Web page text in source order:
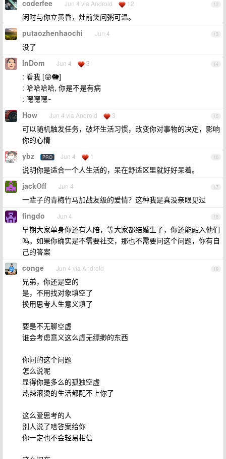
12
coderfee Jun 4 via Android 12
闲时与你立黄昏，灶前笑问粥可温。
13
putaozhenhaochi Jun 4
没了
14
InDom Jun 4 3
: 看我 [😜🐘]
: 哈哈哈哈, 你是不是有病
: 嘿嘿嘿~
15
How Jun 4 via Android 3
可以随机触发任务，破坏生活习惯，改变你对事物的决定，影响
你的心情
16
ybz PRO Jun 4 1
说明你是适合一个人生活的，呆在舒适区里就好好呆着。
17
jackOff Jun 4
一辈子的青梅竹马加战友级的爱情？这种我是真没亲眼见过
18
fingdo Jun 4
早期大家单身你还有人陪，等大家都结婚生子，你还能融入他们
吗。如果你确实是不需要社交，那也不需要问这个问题，你有自
己的答案
19
conge Jun 4 via Android
兄弟，你还是空的
是，不用找对象填空了
换用思考人生意义填了
要是不无聊空虚
谁会考虑意义这么虚无缥缈的东西
你问的这个问题
怎么说呢
显得你是多么的孤独空虚
热辣滚烫的生活都配不上你了
这么爱思考的人
别人说了啥答案给你
你一定也不会轻易相信